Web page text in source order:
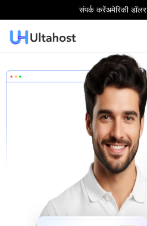
संपर्क करेंअमेरिकी डॉलर